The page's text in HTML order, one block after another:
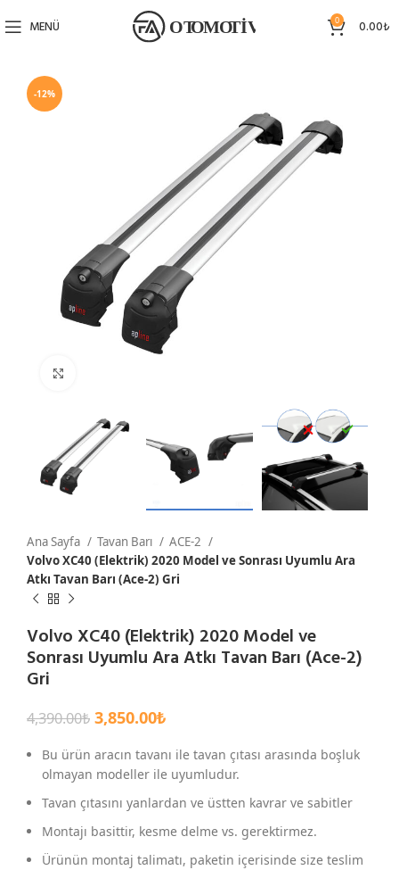
MENÜ 0 0.00₺
-12%
Ana Sayfa Tavan Barı
ACE-2
Volvo XC40 (Elektrik) 2020 Model ve Sonrası Uyumlu Ara
Atkı Tavan Barı (Ace-2) Gri
Volvo XC40 (Elektrik) 2020 Model ve
Sonrası Uyumlu Ara Atkı Tavan Barı (Ace-2)
Gri
4,390.00₺ 3,850.00₺
Bu ürün aracın tavanı ile tavan çıtası arasında boşluk
olmayan modeller ile uyumludur.
Tavan çıtasını yanlardan ve üstten kavrar ve sabitler
Montajı basittir, kesme delme vs. gerektirmez.
Ürünün montaj talimatı, paketin içerisinde size teslim